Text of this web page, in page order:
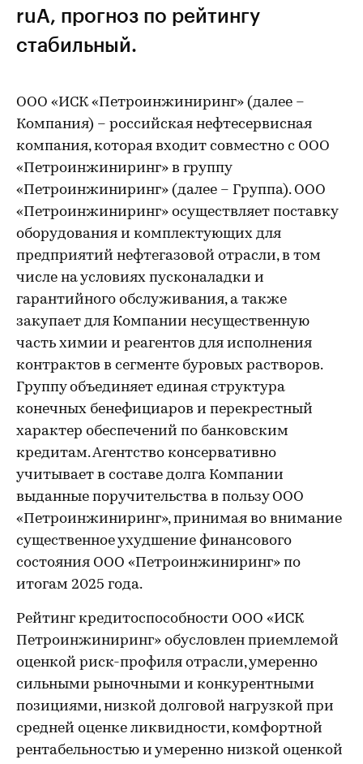
ruA, прогноз по рейтингу
стабильный.
ООО «ИСК «Петроинжиниринг» (далее –
Компания) – российская нефтесервисная
компания, которая входит совместно с ООО
«Петроинжиниринг» в группу
«Петроинжиниринг» (далее – Группа). ООО
«Петроинжиниринг» осуществляет поставку
оборудования и комплектующих для
предприятий нефтегазовой отрасли, в том
числе на условиях пусконаладки и
гарантийного обслуживания, а также
закупает для Компании несущественную
часть химии и реагентов для исполнения
контрактов в сегменте буровых растворов.
Группу объединяет единая структура
конечных бенефициаров и перекрестный
характер обеспечений по банковским
кредитам. Агентство консервативно
учитывает в составе долга Компании
выданные поручительства в пользу ООО
«Петроинжиниринг», принимая во внимание
существенное ухудшение финансового
состояния ООО «Петроинжиниринг» по
итогам 2025 года.
Рейтинг кредитоспособности ООО «ИСК
Петроинжиниринг» обусловлен приемлемой
оценкой риск-профиля отрасли, умеренно
сильными рыночными и конкурентными
позициями, низкой долговой нагрузкой при
средней оценке ликвидности, комфортной
рентабельностью и умеренно низкой оценкой